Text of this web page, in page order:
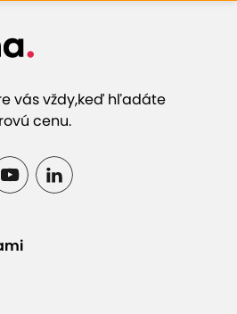
vás vždy,keď hľadáte
cenu.